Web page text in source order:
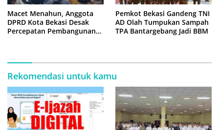
Macet Menahun, Anggota
DPRD Kota Bekasi Desak
Percepatan Pembangunan
Pemkot Bekasi Gandeng TNI
AD Olah Tumpukan Sampah
TPA Bantargebang Jadi BBM
Rekomendasi untuk kamu